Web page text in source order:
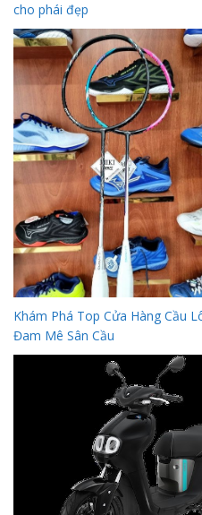
cho phái đẹp
Khám Phá Top Cửa Hàng Cầu
Đam Mê Sân Cầu